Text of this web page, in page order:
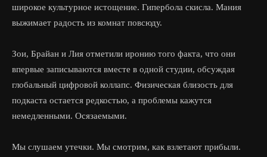
широкое культурное истощение. Гипербола скисла. Мания
выжимает радость из комнат повсюду.
Зои, Брайан и Лия отметили иронию того факта, что они
впервые записываются вместе в одной студии, обсуждая
глобальный цифровой коллапс. Физическая близость для
подкаста остается редкостью, а проблемы кажутся
немедленными. Осязаемыми.
Мы слушаем утечки. Мы смотрим, как взлетают прибыли.